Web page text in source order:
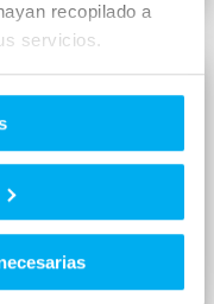
recopilado a
servicios.